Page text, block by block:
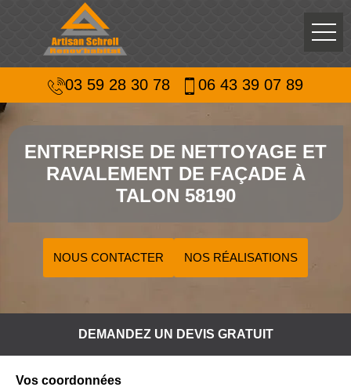
03 59 28 30 78 06 43 39 07 89
ENTREPRISE DE NETTOYAGE ET
RAVALEMENT DE FAÇADE À
TALON 58190
NOUS CONTACTER NOS RÉALISATIONS
DEMANDEZ UN DEVIS GRATUIT
Vos coordonnées